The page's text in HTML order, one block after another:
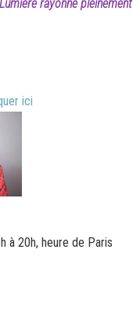
rayonne pleinement
ici
à 20h, heure de Paris